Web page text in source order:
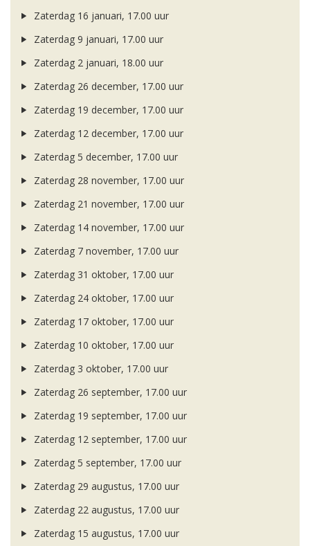
Zaterdag 16 januari, 17.00 uur
Zaterdag 9 januari, 17.00 uur
Zaterdag 2 januari, 18.00 uur
Zaterdag 26 december, 17.00 uur
Zaterdag 19 december, 17.00 uur
Zaterdag 12 december, 17.00 uur
Zaterdag 5 december, 17.00 uur
Zaterdag 28 november, 17.00 uur
Zaterdag 21 november, 17.00 uur
Zaterdag 14 november, 17.00 uur
Zaterdag 7 november, 17.00 uur
Zaterdag 31 oktober, 17.00 uur
Zaterdag 24 oktober, 17.00 uur
Zaterdag 17 oktober, 17.00 uur
Zaterdag 10 oktober, 17.00 uur
Zaterdag 3 oktober, 17.00 uur
Zaterdag 26 september, 17.00 uur
Zaterdag 19 september, 17.00 uur
Zaterdag 12 september, 17.00 uur
Zaterdag 5 september, 17.00 uur
Zaterdag 29 augustus, 17.00 uur
Zaterdag 22 augustus, 17.00 uur
Zaterdag 15 augustus, 17.00 uur